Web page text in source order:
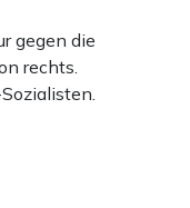
gegen die
rechts.